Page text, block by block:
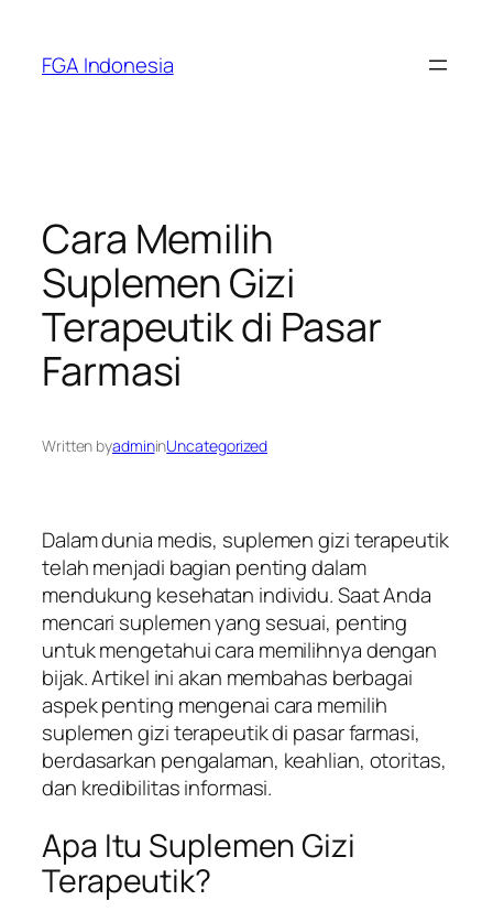
content
FGA Indonesia
Cara Memilih
Suplemen Gizi
Terapeutik di Pasar
Farmasi
Written byadmininUncategorized
Dalam dunia medis, suplemen gizi terapeutik
telah menjadi bagian penting dalam
mendukung kesehatan individu. Saat Anda
mencari suplemen yang sesuai, penting
untuk mengetahui cara memilihnya dengan
bijak. Artikel ini akan membahas berbagai
aspek penting mengenai cara memilih
suplemen gizi terapeutik di pasar farmasi,
berdasarkan pengalaman, keahlian, otoritas,
dan kredibilitas informasi.
Apa Itu Suplemen Gizi
Terapeutik?